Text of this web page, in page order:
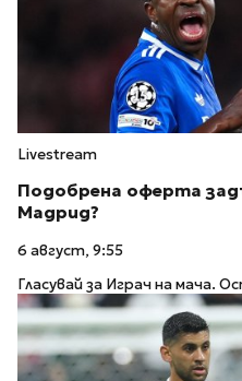
Livestream
Подобрена оферта
Мадрид?
6 август, 9:55
Гласувай за Играч на мача.